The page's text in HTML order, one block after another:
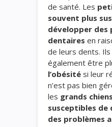
de santé. Les
souvent plus
développer des
dentaires en
de leurs dents.
également être
l’obésité si leur
n’est pas bien
les grands
susceptibles de
des problèmes